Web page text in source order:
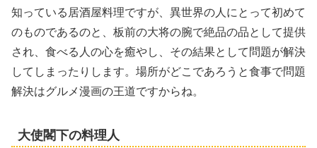
知っている居酒屋料理ですが、異世界の人にとって初めて
のものであるのと、板前の大将の腕で絶品の品として提供
され、食べる人の心を癒やし、その結果として問題が解決
してしまったりします。場所がどこであろうと食事で問題
解決はグルメ漫画の王道ですからね。
大使閣下の料理人